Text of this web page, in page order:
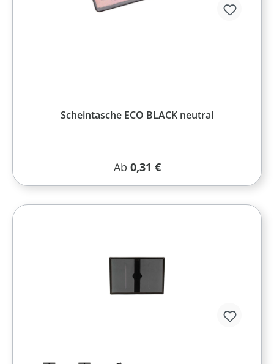
Scheintasche ECO BLACK neutral
Regulärer Preis:
Ab 0,31 €